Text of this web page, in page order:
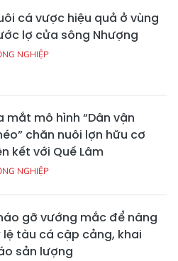
cá vược hiệu quả ở vùng
lợ cửa sông Nhượng
NGHIỆP
mắt mô hình “Dân vận
chăn nuôi lợn hữu cơ
kết với Quế Lâm
NGHIỆP
gỡ vướng mắc để nâng
lệ tàu cá cập cảng, khai
sản lượng